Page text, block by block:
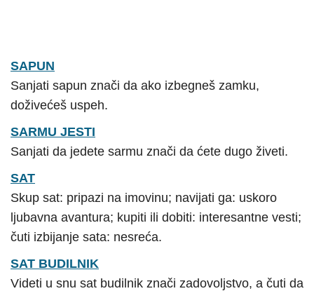
SAPUN
Sanjati sapun znači da ako izbegneš zamku,
doživećeš uspeh.
SARMU JESTI
Sanjati da jedete sarmu znači da ćete dugo živeti.
SAT
Skup sat: pripazi na imovinu; navijati ga: uskoro
ljubavna avantura; kupiti ili dobiti: interesantne vesti;
čuti izbijanje sata: nesreća.
SAT BUDILNIK
Videti u snu sat budilnik znači zadovoljstvo, a čuti da